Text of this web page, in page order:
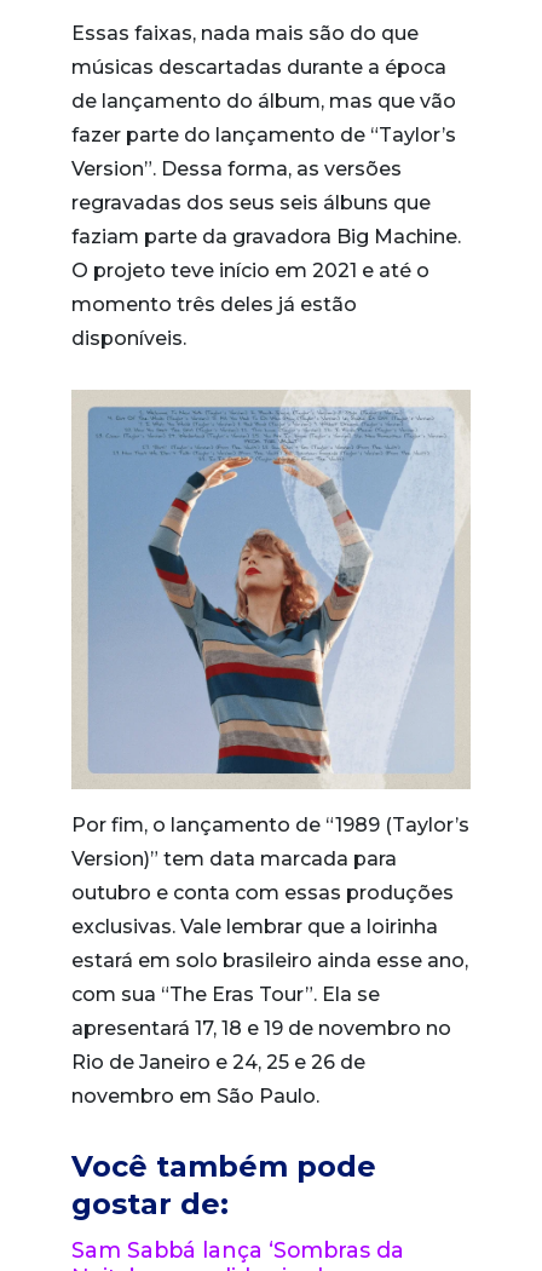
Essas faixas, nada mais são do que
músicas descartadas durante a época
de lançamento do álbum, mas que vão
fazer parte do lançamento de “Taylor’s
Version”. Dessa forma, as versões
regravadas dos seus seis álbuns que
faziam parte da gravadora Big Machine.
O projeto teve início em 2021 e até o
momento três deles já estão
disponíveis.
Por fim, o lançamento de “1989 (Taylor’s
Version)” tem data marcada para
outubro e conta com essas produções
exclusivas. Vale lembrar que a loirinha
estará em solo brasileiro ainda esse ano,
com sua “The Eras Tour”. Ela se
apresentará 17, 18 e 19 de novembro no
Rio de Janeiro e 24, 25 e 26 de
novembro em São Paulo.
Você também pode
gostar de:
Sam Sabbá lança ‘Sombras da